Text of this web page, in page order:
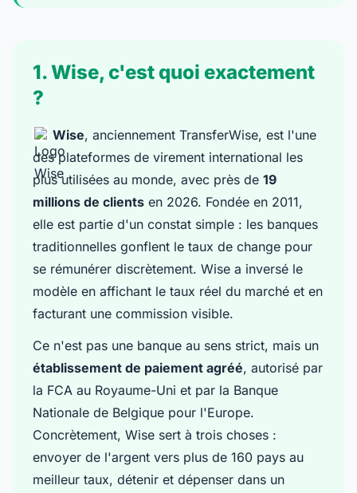
1. Wise, c'est quoi exactement
?
Wise, anciennement TransferWise, est l'une
des plateformes de virement international les
plus utilisées au monde, avec près de 19
millions de clients en 2026. Fondée en 2011,
elle est partie d'un constat simple : les banques
traditionnelles gonflent le taux de change pour
se rémunérer discrètement. Wise a inversé le
modèle en affichant le taux réel du marché et en
facturant une commission visible.
Ce n'est pas une banque au sens strict, mais un
établissement de paiement agréé, autorisé par
la FCA au Royaume-Uni et par la Banque
Nationale de Belgique pour l'Europe.
Concrètement, Wise sert à trois choses :
envoyer de l'argent vers plus de 160 pays au
meilleur taux, détenir et dépenser dans un